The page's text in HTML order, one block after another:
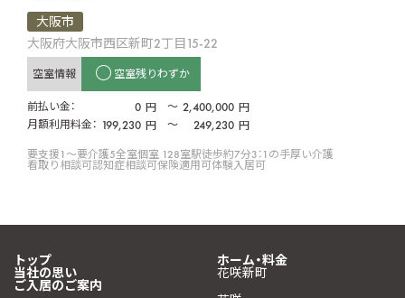
大阪市
大阪府大阪市西区新町2丁目15-22
空室情報 空室残りわずか
前払い金： 0 円 〜 2,400,000 円
月額利用料金： 199,230 円 〜 249,230 円
要支援1〜要介護5全室個室 128室駅徒歩約7分3：1の手厚い介護
看取り相談可認知症相談可保険適用可体験入居可
トップ
当社の思い
ご入居のご案内
ホーム・料金
花咲新町